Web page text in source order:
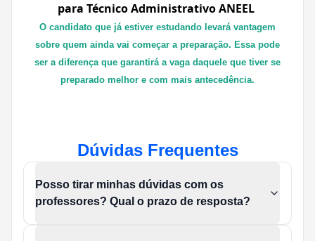
para Técnico Administrativo ANEEL
O candidato que já estiver estudando levará vantagem
sobre quem ainda vai começar a preparação. Essa pode
ser a diferença que garantirá a vaga daquele que tiver se
preparado melhor e com mais antecedência.
Dúvidas Frequentes
Posso tirar minhas dúvidas com os
professores? Qual o prazo de resposta?